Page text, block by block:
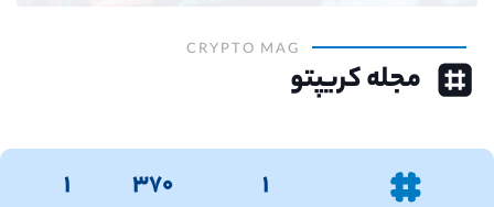
CRYPTO MAG
مجله کریپتو
۱ ۳۷۰ ۱